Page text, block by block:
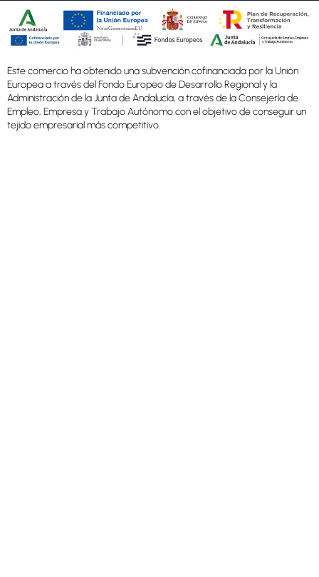
Este comercio ha obtenido una subvención cofinanciada por la Unión
Europea a través del Fondo Europeo de Desarrollo Regional y la
Administración de la Junta de Andalucía, a través de la Consejería de
Empleo, Empresa y Trabajo Autónomo con el objetivo de conseguir un
tejido empresarial más competitivo.